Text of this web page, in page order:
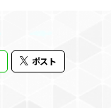
ポスト